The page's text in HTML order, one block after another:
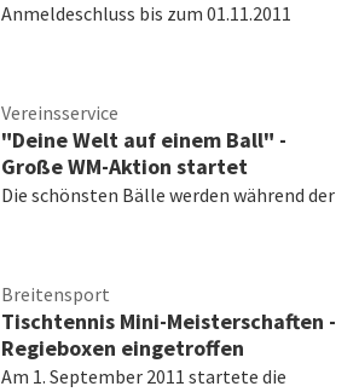
Anmeldeschluss bis zum 01.11.2011
Vereinsservice
"Deine Welt auf einem Ball" -
Große WM-Aktion startet
Die schönsten Bälle werden während der
Breitensport
Tischtennis Mini-Meisterschaften -
Regieboxen eingetroffen
Am 1. September 2011 startete die